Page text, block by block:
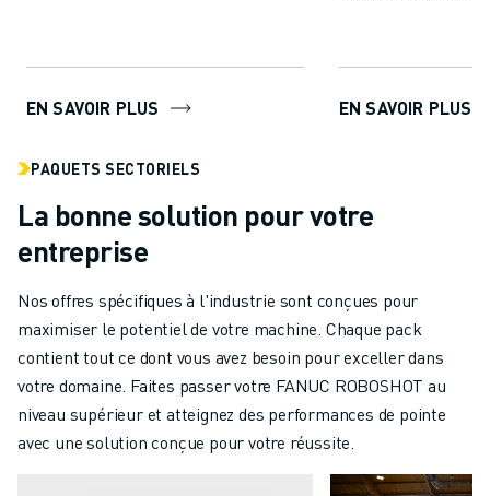
EN SAVOIR PLUS EN SAVOIR PLUS
PAQUETS SECTORIELS
La bonne solution pour votre
entreprise
Nos offres spécifiques à l'industrie sont conçues pour
maximiser le potentiel de votre machine. Chaque pack
contient tout ce dont vous avez besoin pour exceller dans
votre domaine. Faites passer votre FANUC ROBOSHOT au
niveau supérieur et atteignez des performances de pointe
avec une solution conçue pour votre réussite.